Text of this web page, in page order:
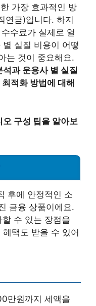
가장 효과적인 방
연금)입니다. 하지
수료가 실제로 얼
실질 비용이 어떻
는 것이 중요해요.
과 운용사 별 실질
적화 방법에 대해
구성 팁을 알아보
후에 안정적인 소
금융 상품이에요.
수 있는 장점을
택도 받을 수 있어
만원까지 세액을